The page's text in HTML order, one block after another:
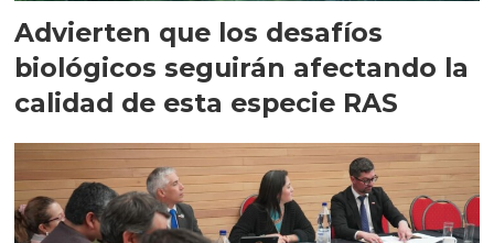
Advierten que los desafíos
biológicos seguirán afectando la
calidad de esta especie RAS